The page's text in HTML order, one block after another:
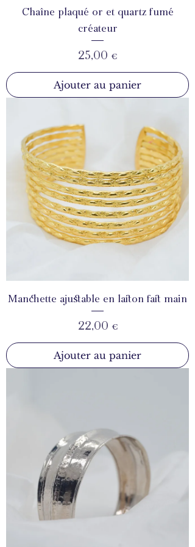
Chaîne plaqué or et quartz fumé
créateur
Prix
25,00 €
Ajouter au panier
Manchette ajustable en laiton fait main
Prix
22,00 €
Ajouter au panier